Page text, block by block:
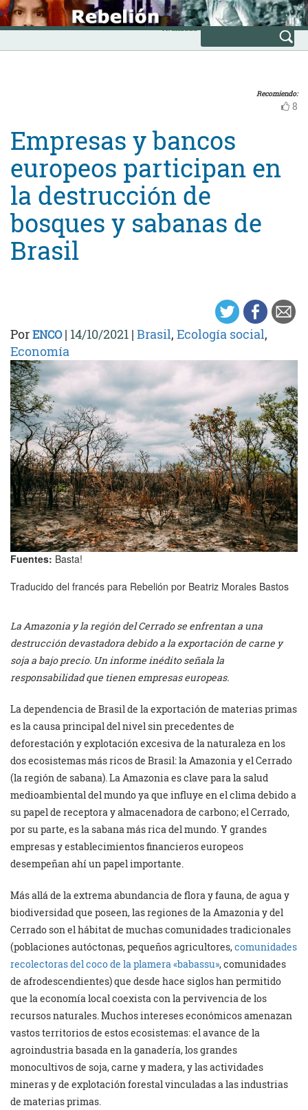
Skip
to
content
INICIO
Avanzada
Recomiendo:
8
Empresas y bancos
europeos participan en
la destrucción de
bosques y sabanas de
Brasil
PorENCO| 14/10/2021 | Brasil, Ecología social,
Economía
Fuentes: Basta!
Traducido del francés para Rebelión por Beatriz Morales Bastos
La Amazonia y la región del Cerrado se enfrentan a una
destrucción devastadora debido a la exportación de carne y
soja a bajo precio. Un informe inédito señala la
responsabilidad que tienen empresas europeas.
La dependencia de Brasil de la exportación de materias primas
es la causa principal del nivel sin precedentes de
deforestación y explotación excesiva de la naturaleza en los
dos ecosistemas más ricos de Brasil: la Amazonia y el Cerrado
(la región de sabana). La Amazonia es clave para la salud
medioambiental del mundo ya que influye en el clima debido a
su papel de receptora y almacenadora de carbono; el Cerrado,
por su parte, es la sabana más rica del mundo. Y grandes
empresas y establecimientos financieros europeos
desempeñan ahí un papel importante.
Más allá de la extrema abundancia de flora y fauna, de agua y
biodiversidad que poseen, las regiones de la Amazonia y del
Cerrado son el hábitat de muchas comunidades tradicionales
(poblaciones autóctonas, pequeños agricultores,comunidades
recolectoras del coco de la plamera «babassu», comunidades
de afrodescendientes) que desde hace siglos han permitido
que la economía local coexista con la pervivencia de los
recursos naturales. Muchos intereses económicos amenazan
vastos territorios de estos ecosistemas: el avance de la
agroindustria basada en la ganadería, los grandes
monocultivos de soja, carne y madera, y las actividades
mineras y de explotación forestal vinculadas a las industrias
de materias primas.